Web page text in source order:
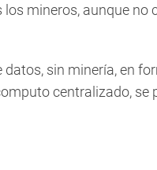
mineros, aunque
sin minería, en
centralizado,